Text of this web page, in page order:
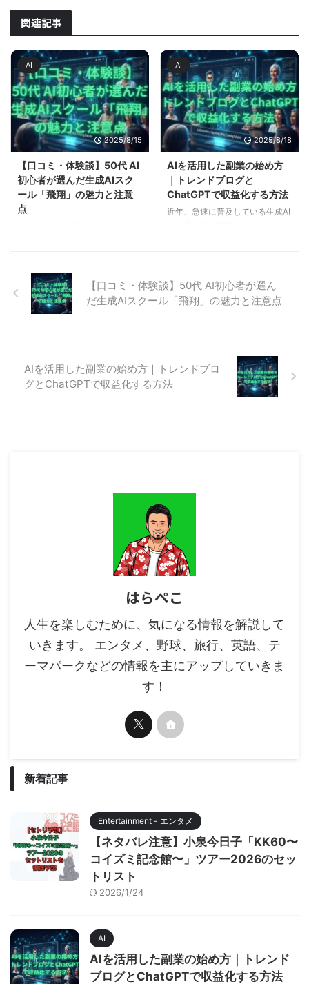
関連記事
AI
2025/8/15
【口コミ・体験談】50代 AI
初心者が選んだ生成AIスク
ール「飛翔」の魅力と注意
点
はChatGPTなどの生成AIを使え
ば、文章作成・資料作り・SNS運
用など、未経験からでも取り組め
ールやコミュニティに入って学
び’、情報共有していくことが、
成功への近道となっています。
AI
2025/8/18
AIを活用した副業の始め方
｜トレンドブログと
ChatGPTで収益化する方法
近年、急速に普及している生成AI
来なら数時間かかっていた作業が
数十分で完了することも珍しくあ
りません。これから副業を始めた
い初心者向けに、実際の教材であ
る 『AI革命：トレンドブログ記
事作成GPTsセット』 と 『AIライ
【口コミ・体験談】50代 AI初心者が選ん
だ生成AIスクール「飛翔」の魅力と注意点
AIを活用した副業の始め方｜トレンドブロ
グとChatGPTで収益化する方法
はらぺこ
人生を楽しむために、気になる情報を解説して
いきます。 エンタメ、野球、旅行、英語、テ
ーマパークなどの情報を主にアップしていきま
す！
新着記事
Entertainment - エンタメ
【ネタバレ注意】小泉今日子「KK60〜
コイズミ記念館〜」ツアー2026のセッ
トリスト
2026/1/24
AI
AIを活用した副業の始め方｜トレンド
ブログとChatGPTで収益化する方法